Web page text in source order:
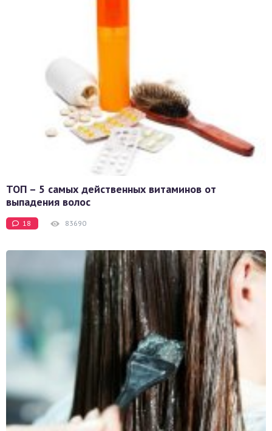
ТОП – 5 самых действенных витаминов от
выпадения волос
18 83690